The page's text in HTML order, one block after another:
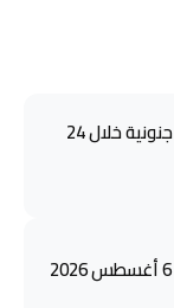
ضبط 1119 سيارة تسير بسرعات جنونية خلال 24